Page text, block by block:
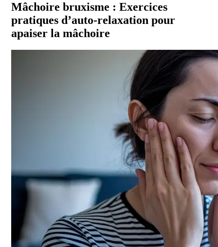
Mâchoire bruxisme : Exercices
pratiques d’auto-relaxation pour
apaiser la mâchoire